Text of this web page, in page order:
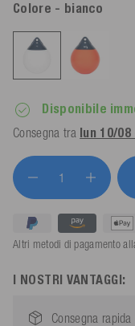
Colore - bianco
Disponibile
Consegna tra lun 10/
Altri metodi di pagamento
I NOSTRI VANTAGGI:
Consegna